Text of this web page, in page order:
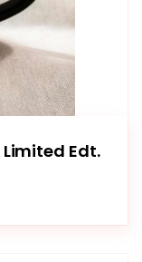
Limited Edt.